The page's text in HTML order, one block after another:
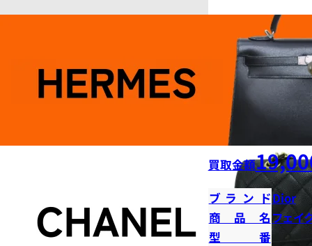
買取金額
ブランドDior
商品名 フェイ
型番